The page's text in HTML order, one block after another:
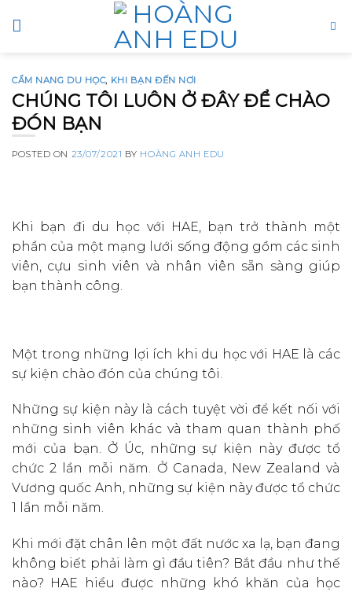
to
CẨM NANG DU HỌC, KHI BẠN ĐẾN NƠI
CHÚNG TÔI LUÔN Ở ĐÂY ĐỂ CHÀO
ĐÓN BẠN
POSTED ON 23/07/2021 BY HOÀNG ANH EDU
Khi bạn đi du học với HAE, bạn trở thành một
phần của một mạng lưới sống động gồm các sinh
viên, cựu sinh viên và nhân viên sẵn sàng giúp
bạn thành công.
Một trong những lợi ích khi du học với HAE là các
sự kiện chào đón của chúng tôi.
Những sự kiện này là cách tuyệt vời để kết nối với
những sinh viên khác và tham quan thành phố
mới của bạn. Ở Úc, những sự kiện này được tổ
chức 2 lần mỗi năm. Ở Canada, New Zealand và
Vương quốc Anh, những sự kiện này được tổ chức
1 lần mỗi năm.
Khi mới đặt chân lên một đất nước xa lạ, bạn đang
không biết phải làm gì đầu tiên? Bắt đầu như thế
nào? HAE hiểu được những khó khăn của học